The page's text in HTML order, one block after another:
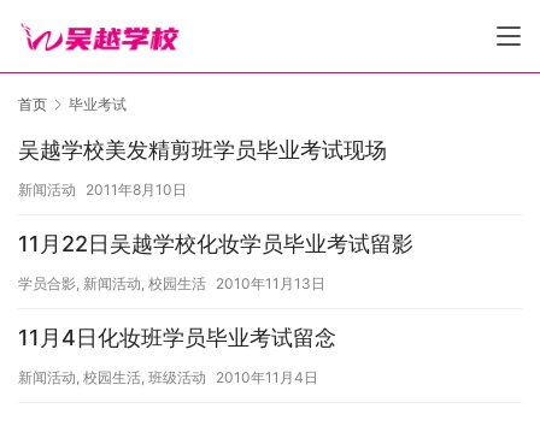
首页 毕业考试
吴越学校美发精剪班学员毕业考试现场
新闻活动 2011年8月10日
11月22日吴越学校化妆学员毕业考试留影
学员合影 新闻活动 校园生活 2010年11月13日
11月4日化妆班学员毕业考试留念
新闻活动 校园生活 班级活动 2010年11月4日